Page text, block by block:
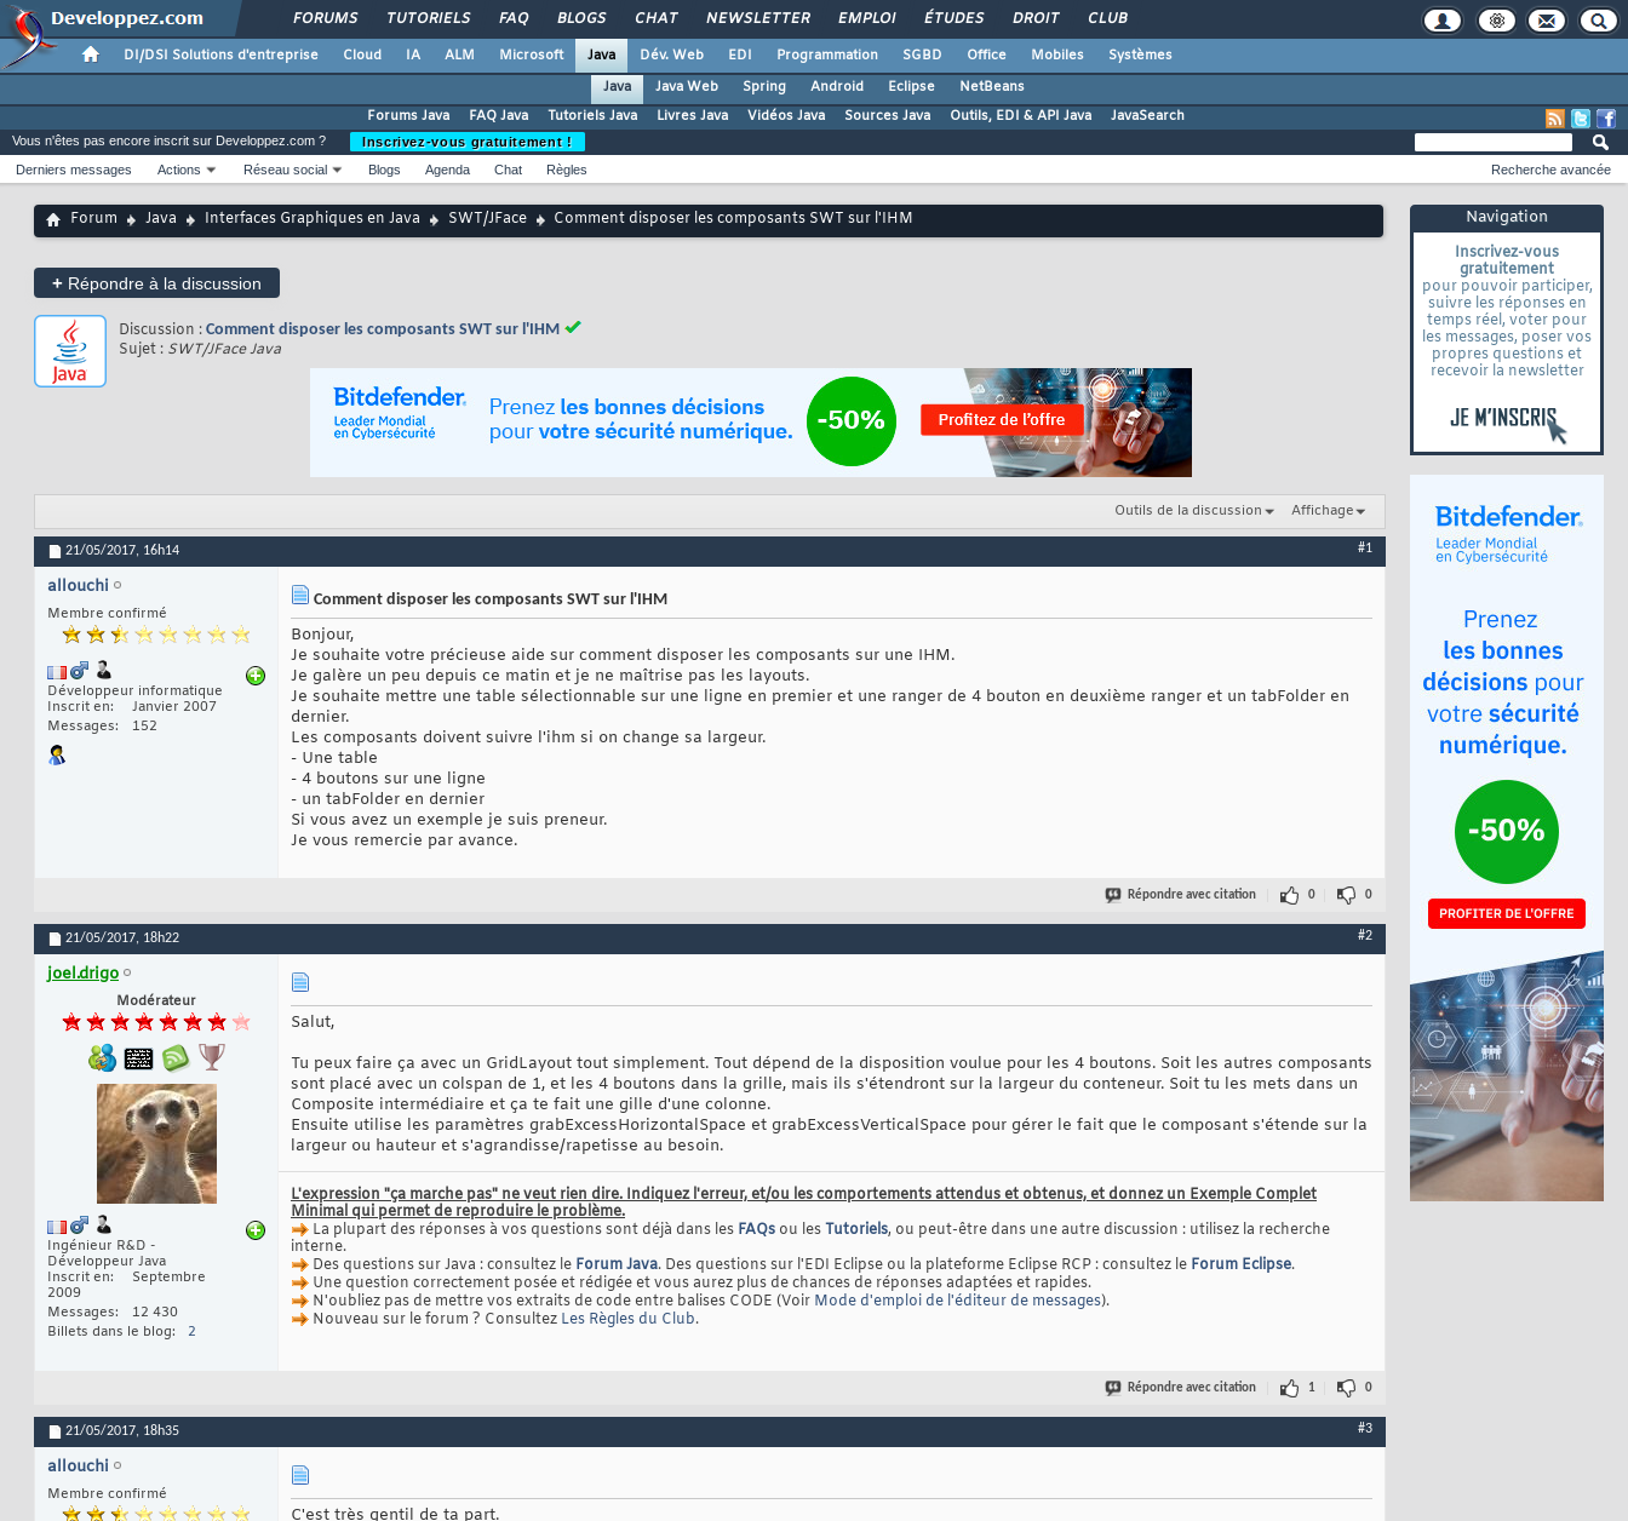
FORUMS TUTORIELS FAQ BLOGS CHAT NEWSLETTER EMPLOI ÉTUDES DROIT CLUB
DI/DSI Solutions d'entreprise Cloud IA ALM Microsoft Java Dév. Web EDI Programmation SGBD Office Mobiles
Systèmes
Java
Java Web Spring Android Eclipse
NetBeans
Forums Java
FAQ Java Tutoriels Java Livres Java Vidéos Java Sources Java Outils, EDI & API Java JavaSearch
Navigation
Inscrivez-vous
gratuitement
pour pouvoir participer,
suivre les réponses en
temps réel, voter pour
les messages, poser vos
propres questions et
recevoir la newsletter
Vous n'êtes pas encore inscrit sur Developpez.com ?
Inscrivez-vous gratuitement !
Derniers messages
Actions Réseau social Blogs Agenda Chat Règles Recherche avancée
Forum Java Interfaces Graphiques en Java SWT/JFace Comment disposer les composants SWT sur l'IHM
+ Répondre à la discussion
Discussion : Comment disposer les composants SWT sur l'IHM
Sujet : SWT/JFace Java
Outils de la discussion Affichage
21/05/2017, 16h14 #1
allouchi
Membre confirmé
Développeur informatique
Inscrit en
Janvier 2007
Messages
152
Comment disposer les composants SWT sur l'IHM
Bonjour,
Je souhaite votre précieuse aide sur comment disposer les composants sur une IHM.
Je galère un peu depuis ce matin et je ne maîtrise pas les layouts.
Je souhaite mettre une table sélectionnable sur une ligne en premier et une ranger de 4 bouton en deuxième ranger et un tabFolder en
dernier.
Les composants doivent suivre l'ihm si on change sa largeur.
- Une table
- 4 boutons sur une ligne
- un tabFolder en dernier
Si vous avez un exemple je suis preneur.
Je vous remercie par avance.
Répondre avec citation 0 0
21/05/2017, 18h22 #2
joel.drigo
Modérateur
Ingénieur R&D -
Développeur Java
Inscrit en
Septembre
2009
Messages
12 430
Billets dans le blog
2
Salut,
Tu peux faire ça avec un GridLayout tout simplement. Tout dépend de la disposition voulue pour les 4 boutons. Soit les autres composants
sont placé avec un colspan de 1, et les 4 boutons dans la grille, mais ils s'étendront sur la largeur du conteneur. Soit tu les mets dans un
Composite intermédiaire et ça te fait une gille d'une colonne.
Ensuite utilise les paramètres grabExcessHorizontalSpace et grabExcessVerticalSpace pour gérer le fait que le composant s'étende sur la
largeur ou hauteur et s'agrandisse/rapetisse au besoin.
L'expression "ça marche pas" ne veut rien dire. Indiquez l'erreur, et/ou les comportements attendus et obtenus, et donnez un Exemple Complet
Minimal qui permet de reproduire le problème.
La plupart des réponses à vos questions sont déjà dans les FAQs ou lesTutoriels, ou peut-être dans une autre discussion : utilisez la recherche
interne.
Des questions sur Java : consultez le Forum Java. Des questions sur l'EDI Eclipse ou la plateforme Eclipse RCP : consultez le Forum Eclipse.
Une question correctement posée et rédigée et vous aurez plus de chances de réponses adaptées et rapides.
N'oubliez pas de mettre vos extraits de code entre balises CODE (Voir Mode d'emploi de l'éditeur de messages).
Nouveau sur le forum ? Consultez Les Règles du Club.
Répondre avec citation 1 0
21/05/2017, 18h35 #3
allouchi
Membre confirmé
C'est très gentil de ta part.